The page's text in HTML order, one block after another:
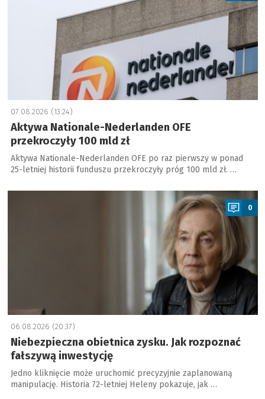
07.08.2026 (13:24)
Aktywa Nationale-Nederlanden OFE
przekroczyły 100 mld zł
Aktywa Nationale-Nederlanden OFE po raz pierwszy w ponad
25-letniej historii funduszu przekroczyły próg 100 mld zł. …
a
0
06.08.2026 (20:37)
Niebezpieczna obietnica zysku. Jak rozpoznać
fałszywą inwestycję
Jedno kliknięcie może uruchomić precyzyjnie zaplanowaną
manipulację. Historia 72-letniej Heleny pokazuje, jak …